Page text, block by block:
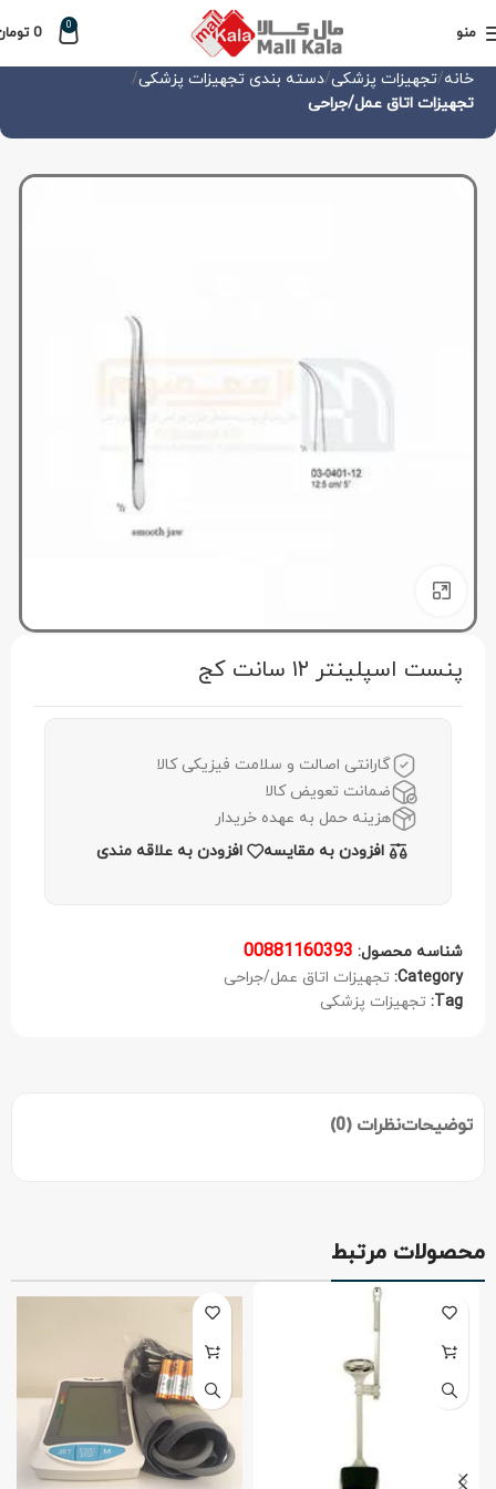
منو 0
0
خانه تجهیزات پزشکی دسته بندی تجهیزات پزشکی
تجهیزات اتاق عمل/جراحی
پنست اسپلینتر ۱۲ سانت کج
گارانتی اصالت و سلامت فیزیکی کالا
ضمانت تعویض کالا
هزینه حمل به عهده خریدار
افزودن به مقایسه
افزودن به علاقه مندی
شناسه محصول: 00881160393
Category: تجهیزات اتاق عمل/جراحی
Tag: تجهیزات پزشکی
توضیحاتنظرات (0)
محصولات مرتبط